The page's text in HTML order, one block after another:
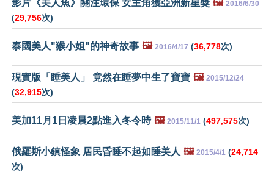
影片《美人魚》關注環保 女主角獲亞洲新星獎 🖼️ 2016/6/30
(29,756次)
泰國美人"猴小姐"的神奇故事 🖼️ 2016/4/17 (36,778次)
現實版「睡美人」 竟然在睡夢中生了寶寶 🖼️ 2015/12/24
(32,915次)
美加11月1日凌晨2點進入冬令時 🖼️ 2015/11/1 (497,575次)
俄羅斯小鎮怪象 居民昏睡不起如睡美人 🖼️ 2015/4/1 (24,714
次)